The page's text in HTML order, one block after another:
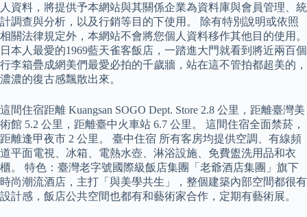
人資料，將提供予本網站與其關係企業為資料庫與會員管理、統
計調查與分析，以及行銷等目的下使用。 除有特別說明或依照
相關法律規定外，本網站不會將您個人資料移作其他目的使用。
日本人最愛的1969藍天雀客飯店，一踏進大門就看到將近兩百個
行李箱疊成網美們最愛必拍的千歲牆，站在這不管拍都超美的，
濃濃的復古感飄散出來。
這間住宿距離 Kuangsan SOGO Dept. Store 2.8 公里，距離臺灣美
術館 5.2 公里，距離臺中火車站 6.7 公里。 這間住宿全面禁菸，
距離逢甲夜市 2 公里。 臺中住宿 所有客房均提供空調、有線頻
道平面電視、冰箱、電熱水壺、淋浴設施、免費盥洗用品和衣
櫃。 特色：臺灣老字號國際級飯店集團「老爺酒店集團」旗下
時尚潮流酒店，主打「與美學共生」，整個建築內部空間都很有
設計感，飯店公共空間也都有和藝術家合作，定期有藝術展。